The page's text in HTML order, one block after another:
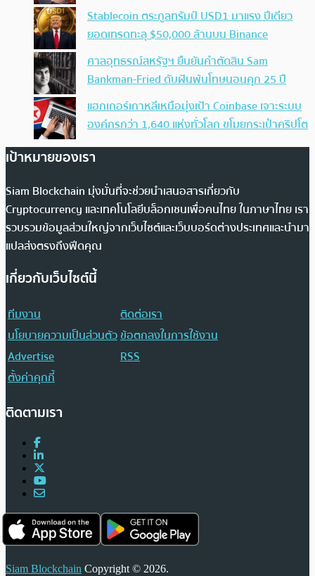
Stablecoin ตระกูลทรัมป์ USD1 มาแรง ปีเดียว
ยอดเทรดทะลุ $50,000 ล้านบน Binance
ศาลอุทธรณ์สหรัฐฯ ยืนยันคำตัดสิน Sam
Bankman-Fried ดับฝันพ้นโทษนอนคุก 25 ปี
แฮกเกอร์เกาหลีเหนือมุ่งเป้า Coinbase เจาะระบบ
องค์กรกว่า 1,640 แห่งทั่วโลก ขโมยกระเป๋าคริปโต
เป้าหมายของเรา
Siam Blockchain มุ่งมั่นที่จะช่วยนำเสนอสารเกี่ยวกับ
Cryptocurrency และเทคโนโลยีบล็อกเชนเพื่อคนไทย ในภาษาไทย เรา
รวบรวมข้อมูลส่วนใหญ่จากเว็บไซต์และเว็บบอร์ดต่างประเทศและนำมา
แปลส่งตรงถึงฟีดคุณ
เกี่ยวกับเว็บไซต์นี้
ทีมงาน
ติดต่อเรา
นโยบายความเป็นส่วนตัวข้อตกลงในการใช้งาน
Advertise
RSS
ตั้งค่าคุกกี้
ติดตามเรา
Siam Blockchain Copyright © 2026.